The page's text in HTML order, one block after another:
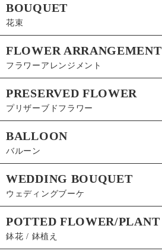
BOUQUET
花束
FLOWER ARRANGEMENT
フラワーアレンジメント
PRESERVED FLOWER
プリザーブドフラワー
BALLOON
バルーン
WEDDING BOUQUET
ウェディングブーケ
POTTED FLOWER/PLANT
鉢花 / 鉢植え